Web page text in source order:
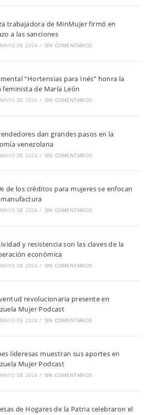
trabajadora de MinMujer firmó en
a las sanciones
DE 2024 / SIN COMENTARIOS
“Hortensias para Inés” honra la
feminista de María León
DE 2024 / SIN COMENTARIOS
dan grandes pasos en la
venezolana
DE 2024 / SIN COMENTARIOS
de los créditos para mujeres se enfocan
DE 2024 / SIN COMENTARIOS
y resistencia son las claves de la
económica
DE 2024 / SIN COMENTARIOS
revolucionaria presente en
Mujer Podcast
DE 2024 / SIN COMENTARIOS
lideresas muestran sus aportes en
Mujer Podcast
DE 2024 / SIN COMENTARIOS
de Hogares de la Patria celebraron el